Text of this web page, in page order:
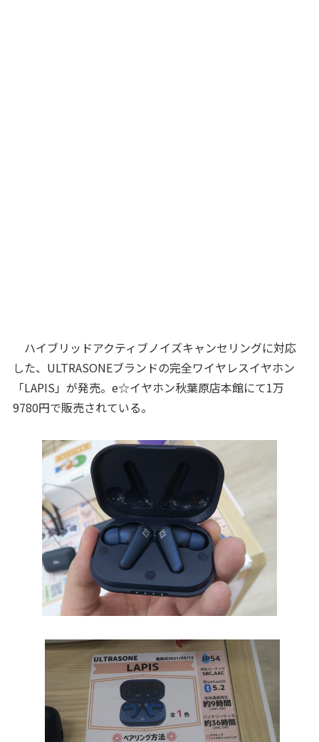
ハイブリッドアクティブノイズキャンセリングに対応
した、ULTRASONEブランドの完全ワイヤレスイヤホン
「LAPIS」が発売。e☆イヤホン秋葉原店本館にて1万
9780円で販売されている。